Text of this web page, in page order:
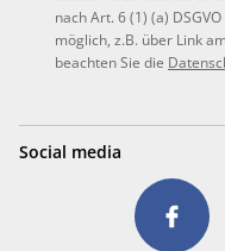
nach Art. 6 (1) (a)
möglich, z.B. über Link
beachten Sie die
Social media